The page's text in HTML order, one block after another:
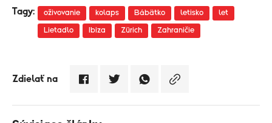
Tagy: oživovanie kolaps Bábätko letisko let
Lietadlo Ibiza Zürich Zahraničie
Zdielať na